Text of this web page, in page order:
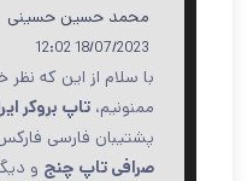
محمد حسین حسینی
18/07/2023 12:02
با سلام از این که نظر
ممنونیم، تاپ بروکر
پشتیبان فارسی فارکس
صرافی تاپ چنج و